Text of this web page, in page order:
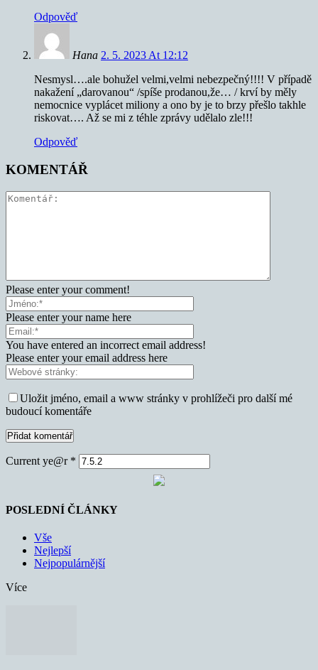
Odpověď
Hana 2. 5. 2023 At 12:12
Nesmysl….ale bohužel velmi,velmi nebezpečný!!!! V případě
nakažení „darovanou“ /spíše prodanou,že… / krví by měly
nemocnice vyplácet miliony a ono by je to brzy přešlo takhle
riskovat…. Až se mi z téhle zprávy udělalo zle!!!
Odpověď
KOMENTÁŘ
Please enter your comment!
Please enter your name here
You have entered an incorrect email address!
Please enter your email address here
Uložit jméno, email a www stránky v prohlížeči pro další mé
budoucí komentáře
Current ye@r *
POSLEDNÍ ČLÁNKY
Vše
Nejlepší
Nejpopulárnější
Více